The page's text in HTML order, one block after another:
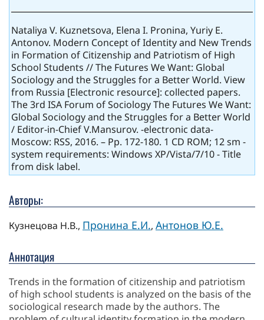
Nataliya V. Kuznetsova, Elena I. Pronina, Yuriy E.
Antonov. Modern Concept of Identity and New Trends
in Formation of Citizenship and Patriotism of High
School Students // The Futures We Want: Global
Sociology and the Struggles for a Better World. View
from Russia [Electronic resource]: collected papers.
The 3rd ISA Forum of Sociology The Futures We Want:
Global Sociology and the Struggles for a Better World
/ Editor-in-Chief V.Mansurov. -electronic data-
Moscow: RSS, 2016. – Pp. 172-180. 1 СD ROM; 12 sm -
system requirements: Windows XP/Vista/7/10 - Title
from disk label.
Авторы:
Кузнецова Н.В., Пронина Е.И., Антонов Ю.Е.
Аннотация
Trends in the formation of citizenship and patriotism
of high school students is analyzed on the basis of the
sociological research made by the authors. The